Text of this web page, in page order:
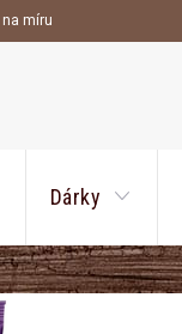
míru
Dárky